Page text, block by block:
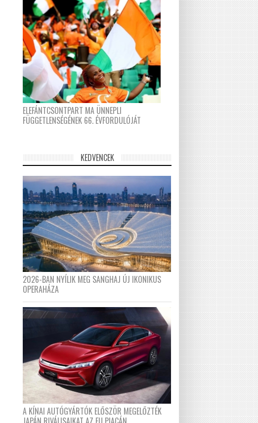
ELEFÁNTCSONTPART MA ÜNNEPLI
FÜGGETLENSÉGÉNEK 66. ÉVFORDULÓJÁT
KEDVENCEK
2026-BAN NYÍLIK MEG SANGHAJ ÚJ IKONIKUS
OPERAHÁZA
A KÍNAI AUTÓGYÁRTÓK ELŐSZÖR MEGELŐZTÉK